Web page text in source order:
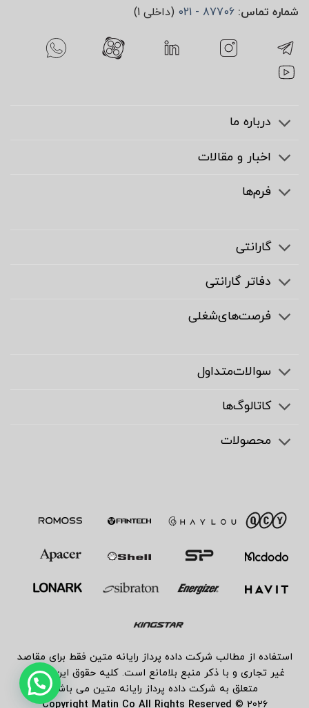
شماره تماس: 87706 - 021 (داخلی 1)
درباره ما
اخبار و مقالات
فرم‌ها
گارانتی
دفاتر گارانتی
فرصت‌های‌شغلی
سوالات‌متداول
کاتالوگ‌ها
محصولات
استفاده از مطالب شرکت داده پرداز رایانه متین فقط برای مقاصد
غیر تجاری و با ذکر منبع بلامانع است. کلیه حقوق این سایت
متعلق به شرکت داده پرداز رایانه متین می باشد
2026 ©
Copyright Matin Co All Rights Reserved